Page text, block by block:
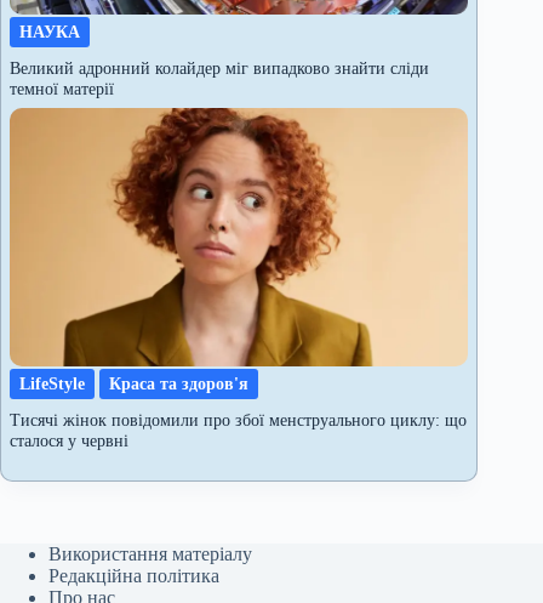
НАУКА
Великий адронний колайдер міг випадково знайти сліди
темної матерії
LifeStyle
Краса та здоров'я
Тисячі жінок повідомили про збої менструального циклу: що
сталося у червні
Використання матеріалу
Редакційна політика
Про нас